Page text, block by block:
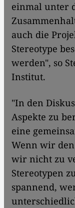
einmal unter
auch die
Stereotype
werden", so
Institut.
"In den
Aspekte zu
eine
Wenn wir
wir nicht zu
Stereotypen
spannend,